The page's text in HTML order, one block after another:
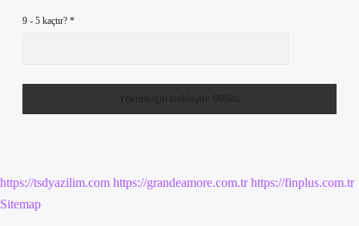
9 - 5 kaçtır? *
https://tsdyazilim.com https://grandeamore.com.tr https://finplus.com.tr
Sitemap